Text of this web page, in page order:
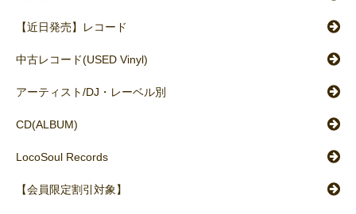
【近日発売】レコード
中古レコード(USED Vinyl)
アーティスト/DJ・レーベル別
CD(ALBUM)
LocoSoul Records
【会員限定割引対象】